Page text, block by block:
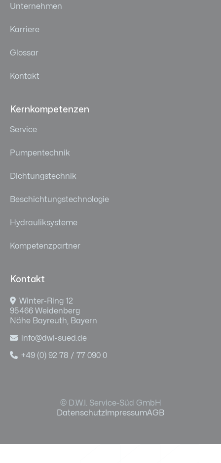
Unternehmen
Karriere
Glossar
Kontakt
Kernkompetenzen
Service
Pumpentechnik
Dichtungstechnik
Beschichtungstechnologie
Hydrauliksysteme
Kompetenzpartner
Kontakt
 Winter-Ring 12
95466 Weidenberg
Nähe Bayreuth, Bayern
 info@dwi-sued.de
 +49 (0) 92 78 / 77 090 0
Datenschutz ImpressumAGB
© D.W.I. Service-Süd GmbH